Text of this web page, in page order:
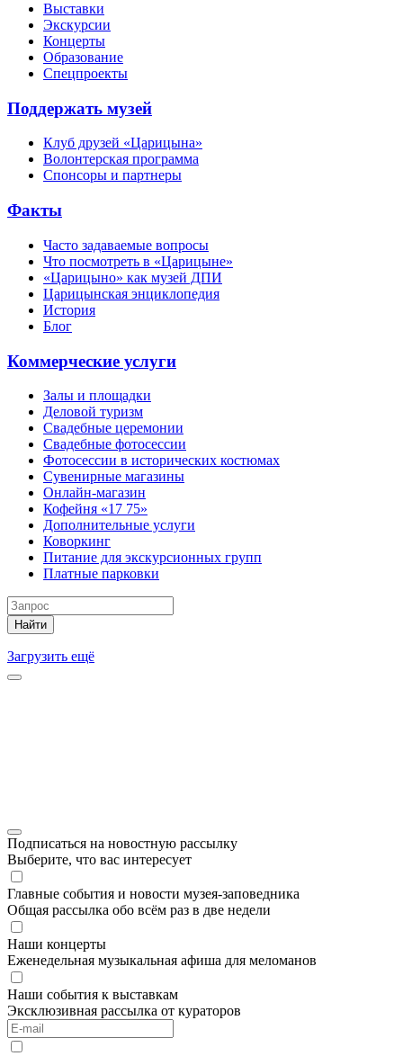
Выставки
Экскурсии
Концерты
Образование
Спецпроекты
Поддержать музей
Клуб друзей «Царицына»
Волонтерская программа
Спонсоры и партнеры
Факты
Часто задаваемые вопросы
Что посмотреть в «Царицыне»
«Царицыно» как музей ДПИ
Царицынская энциклопедия
История
Блог
Коммерческие услуги
Залы и площадки
Деловой туризм
Свадебные церемонии
Свадебные фотосессии
Фотосессии в исторических костюмах
Сувенирные магазины
Онлайн-магазин
Кофейня «17 75»
Дополнительные услуги
Коворкинг
Питание для экскурсионных групп
Платные парковки
Найти
Загрузить ещё
Подписаться на новостную рассылку
Выберите, что вас интересует
Главные события и новости музея-заповедника
Общая рассылка обо всём раз в две недели
Наши концерты
Еженедельная музыкальная афиша для меломанов
Наши события к выставкам
Эксклюзивная рассылка от кураторов